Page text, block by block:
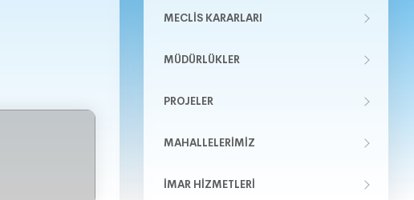
MECLIS KARARLARI
MÜDÜRLÜKLER
PROJELER
MAHALLELERIMIZ
İMAR HIZMETLERI